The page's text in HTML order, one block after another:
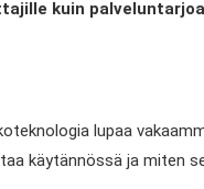
kuin
lupaa
käytännössä ja miten